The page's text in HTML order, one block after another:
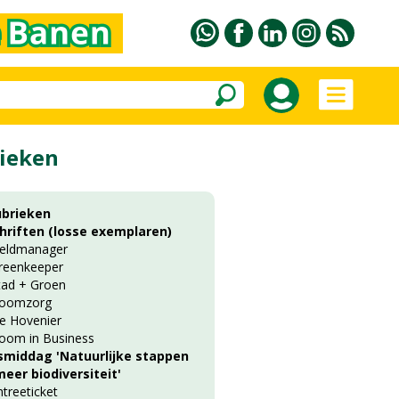
(losse exemplaren)
+ Groen
Hovenier
in Business
'Natuurlijke stappen
biodiversiteit'